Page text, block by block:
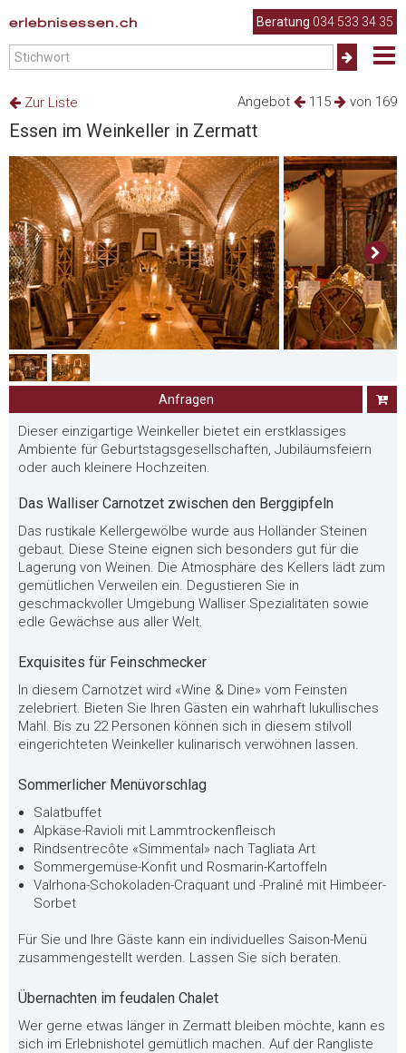
erlebnisessen.ch Beratung 034 533 34 35
Angebot 115 von 169
Zur Liste
Essen im Weinkeller in Zermatt
Anfragen
Dieser einzigartige Weinkeller bietet ein erstklassiges
Ambiente für Geburtstagsgesellschaften, Jubiläumsfeiern
oder auch kleinere Hochzeiten.
Das Walliser Carnotzet zwischen den Berggipfeln
Das rustikale Kellergewölbe wurde aus Holländer Steinen
gebaut. Diese Steine eignen sich besonders gut für die
Lagerung von Weinen. Die Atmosphäre des Kellers lädt zum
gemütlichen Verweilen ein. Degustieren Sie in
geschmackvoller Umgebung Walliser Spezialitäten sowie
edle Gewächse aus aller Welt.
Exquisites für Feinschmecker
In diesem Carnotzet wird «Wine & Dine» vom Feinsten
zelebriert. Bieten Sie Ihren Gästen ein wahrhaft lukullisches
Mahl. Bis zu 22 Personen können sich in diesem stilvoll
eingerichteten Weinkeller kulinarisch verwöhnen lassen.
Sommerlicher Menüvorschlag
Salatbuffet
Alpkäse-Ravioli mit Lammtrockenfleisch
Rindsentrecôte «Simmental» nach Tagliata Art
Sommergemüse-Konfit und Rosmarin-Kartoffeln
Valrhona-Schokoladen-Craquant und -Praliné mit Himbeer-
Sorbet
Für Sie und Ihre Gäste kann ein individuelles Saison-Menü
zusammengestellt werden. Lassen Sie sich beraten.
Übernachten im feudalen Chalet
Wer gerne etwas länger in Zermatt bleiben möchte, kann es
sich im Erlebnishotel gemütlich machen. Auf der Rangliste